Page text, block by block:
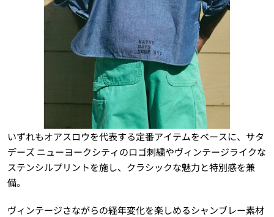
いずれもオアスロウを代表する定番アイテムをベースに、サタ
デーズ ニューヨークシティのロゴ刺繍やヴィンテージライクな
ステンシルプリントを施し、クラシックな魅力と特別感を兼
備。
ヴィンテージさながらの経年変化を楽しめるシャンブレー素材